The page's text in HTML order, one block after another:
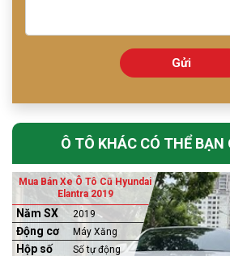
Gửi
Ô TÔ KHÁC CÓ THỂ BẠN
Mua Bán Xe Ô Tô Cũ Hyundai
Elantra 2019
Năm SX 2019
Động cơ Máy Xăng
Hộp số Số tự động